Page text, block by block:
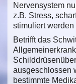
Nervensystem
z.B. Stress,
stimuliert werden
Betrifft das
ausgeschlossen
bestimmte